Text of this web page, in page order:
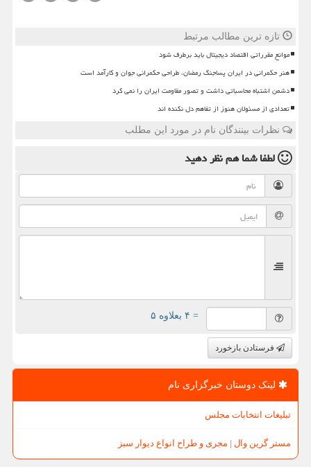
تازه ترین مطالب مرتبط
موانع مقرراتی اقتصاد دیجیتال باید برطرف شود
هنر حکمرانی در ایران پساجنگ رمضان، طراحی حکمرانی جوان و کارآمد است
دشمن اشتباه محاسباتی داشت و تصور مقاومت ایران را نمی کرد
تعدادی از مسئولان هنوز از تفاهم دل نکنده اند
نظرات بینندگان نام در مورد این مطلب
لطفا شما همنظر دهید
= ۴ بعلاوه ۵
فرستادن بازخورد
لینک دوستان خبرگزاری نام
تبلیغات انتخابات مجلس
مستر گرین وال | مجری و طراح انواع دیوار سبز